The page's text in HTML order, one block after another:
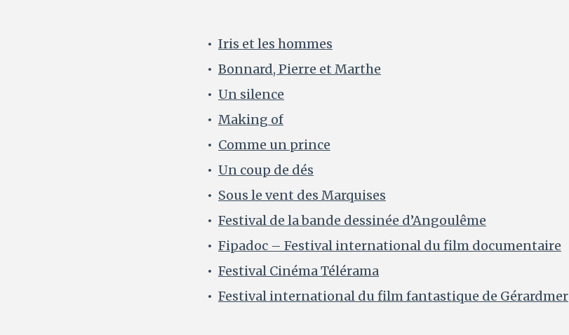
Iris et les hommes
Bonnard, Pierre et Marthe
Un silence
Making of
Comme un prince
Un coup de dés
Sous le vent des Marquises
Festival de la bande dessinée d’Angoulême
Fipadoc – Festival international du film documentaire
Festival Cinéma Télérama
Festival international du film fantastique de Gérardmer